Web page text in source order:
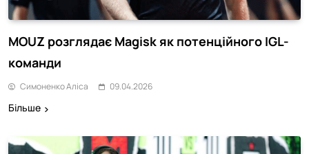
MOUZ розглядає Magisk як потенційного IGL-
команди
Симоненко Аліса 09.04.2026
Більше